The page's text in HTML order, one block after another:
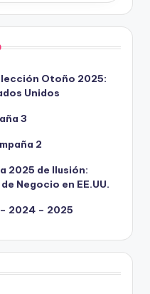
Otoño 2025:
Unidos
3
2
2025 de Ilusión:
Negocio en EE.UU.
2024 – 2025